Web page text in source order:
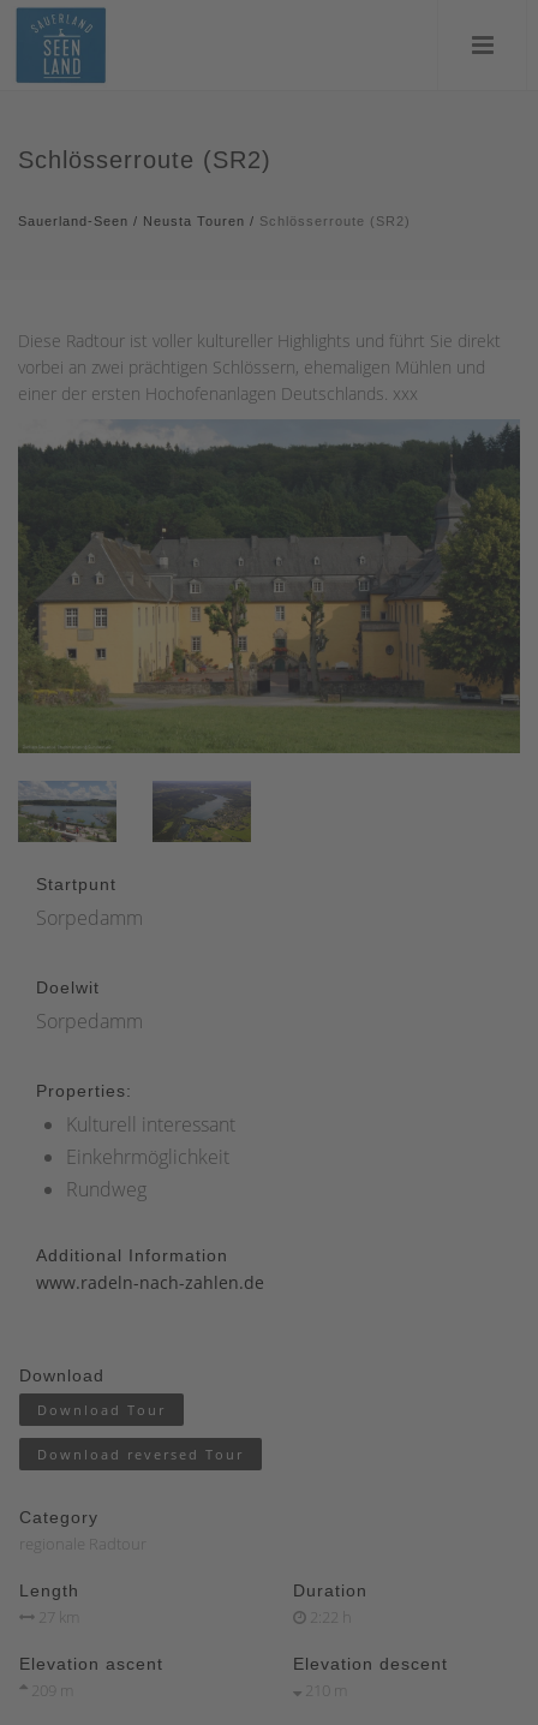
Schlösserroute (SR2)
Sauerland-Seen / Neusta Touren / Schlösserroute (SR2)
Diese Radtour ist voller kultureller Highlights und führt Sie direkt
vorbei an zwei prächtigen Schlössern, ehemaligen Mühlen und
einer der ersten Hochofenanlagen Deutschlands. xxx
Startpunt
Sorpedamm
Doelwit
Sorpedamm
Properties:
Kulturell interessant
Einkehrmöglichkeit
Rundweg
Additional Information
www.radeln-nach-zahlen.de
Download
Download Tour
Download reversed Tour
Category
regionale Radtour
Length
27 km
Duration
2:22 h
Elevation ascent
209 m
Elevation descent
210 m